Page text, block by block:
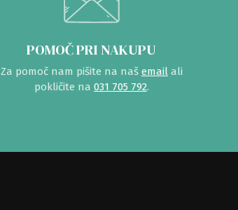
POMOČ PRI NAKUPU
Za pomoč nam pišite na naš email ali
pokličite na 031 705 792.